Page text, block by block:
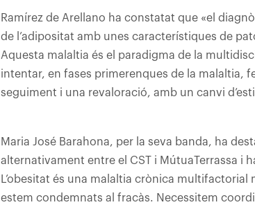
Ramírez de Arellano ha constatat que «el
de l’adipositat amb unes característiques de
Aquesta malaltia és el paradigma de la
intentar, en fases primerenques de la malaltia,
seguiment i una revaloració, amb un canvi
Maria José Barahona, per la seva banda, ha
alternativament entre el CST i MútuaTerrassa i
L’obesitat és una malaltia crònica
estem condemnats al fracàs. Necessitem